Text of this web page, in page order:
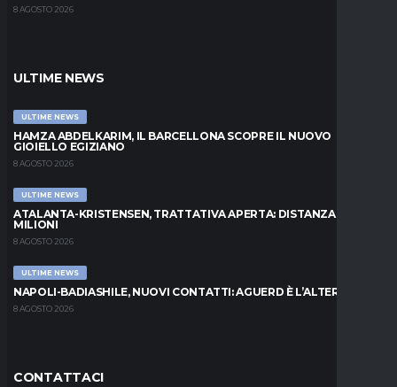
8 AGOSTO 2026
ULTIME NEWS
ULTIME NEWS
HAMZA ABDELKARIM, IL BARCELLONA SCOPRE IL NUOVO
GIOIELLO EGIZIANO
8 AGOSTO 2026
ULTIME NEWS
ATALANTA-KRISTENSEN, TRATTATIVA APERTA: DISTANZA DI 5
MILIONI
8 AGOSTO 2026
ULTIME NEWS
NAPOLI-BADIASHILE, NUOVI CONTATTI: AGUERD È L’ALTERNATIVA
8 AGOSTO 2026
CONTATTACI